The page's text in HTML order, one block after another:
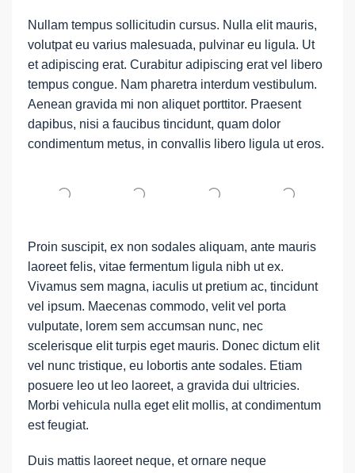
Nullam tempus sollicitudin cursus. Nulla elit mauris,
volutpat eu varius malesuada, pulvinar eu ligula. Ut
et adipiscing erat. Curabitur adipiscing erat vel libero
tempus congue. Nam pharetra interdum vestibulum.
Aenean gravida mi non aliquet porttitor. Praesent
dapibus, nisi a faucibus tincidunt, quam dolor
condimentum metus, in convallis libero ligula ut eros.
Proin suscipit, ex non sodales aliquam, ante mauris
laoreet felis, vitae fermentum ligula nibh ut ex.
Vivamus sem magna, iaculis ut pretium ac, tincidunt
vel ipsum. Maecenas commodo, velit vel porta
vulputate, lorem sem accumsan nunc, nec
scelerisque elit turpis eget mauris. Donec dictum elit
vel nunc tristique, eu lobortis ante sodales. Etiam
posuere leo ut leo laoreet, a gravida dui ultricies.
Morbi vehicula nulla eget elit mollis, at condimentum
est feugiat.
Duis mattis laoreet neque, et ornare neque